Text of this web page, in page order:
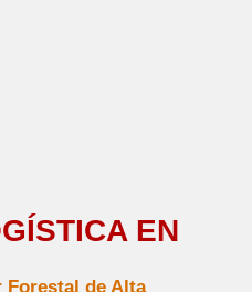
EN
Forestal de Alta